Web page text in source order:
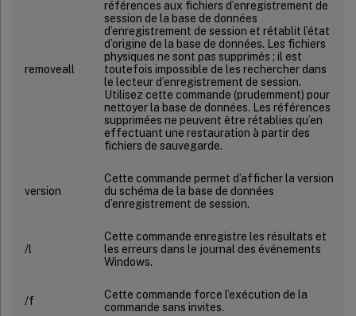
removeall
références aux fichiers d’enregistrement de
session de la base de données
d’enregistrement de session et rétablit l’état
d’origine de la base de données. Les fichiers
physiques ne sont pas supprimés ; il est
toutefois impossible de les rechercher dans
le lecteur d’enregistrement de session.
Utilisez cette commande (prudemment) pour
nettoyer la base de données. Les références
supprimées ne peuvent être rétablies qu’en
effectuant une restauration à partir des
fichiers de sauvegarde.
version
Cette commande permet d’afficher la version
du schéma de la base de données
d’enregistrement de session.
/l
Cette commande enregistre les résultats et
les erreurs dans le journal des événements
Windows.
/f
Cette commande force l’exécution de la
commande sans invites.